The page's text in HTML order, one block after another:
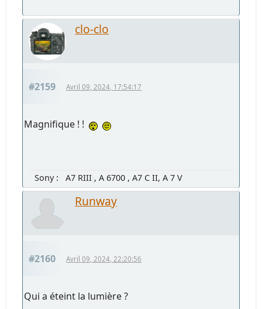
clo-clo
#2159 Avril 09, 2024, 17:54:17
Magnifique ! !
Sony : A7 RIII , A 6700 , A7 C II, A 7 V
Runway
#2160 Avril 09, 2024, 22:20:56
Qui a éteint la lumière ?